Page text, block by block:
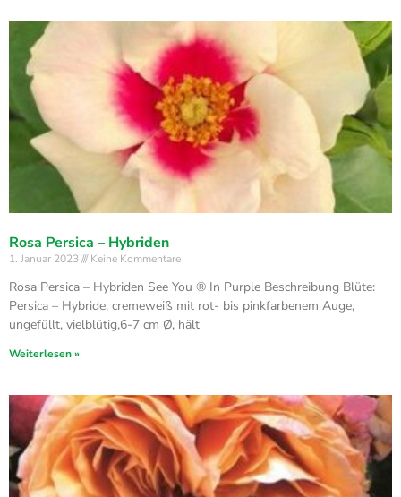
Rosa Persica – Hybriden
1. Januar 2023 Keine Kommentare
Rosa Persica – Hybriden See You ® In Purple Beschreibung Blüte:
Persica – Hybride, cremeweiß mit rot- bis pinkfarbenem Auge,
ungefüllt, vielblütig,6-7 cm Ø, hält
Weiterlesen »